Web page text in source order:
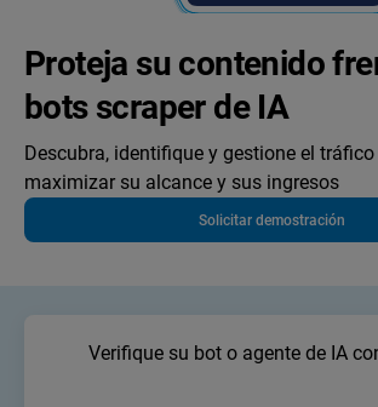
Proteja su contenido
bots scraper de IA
Descubra, identifique y gestione el
maximizar su alcance y sus ingresos
Solicitar demostración
Verifique su bot o agente de IA